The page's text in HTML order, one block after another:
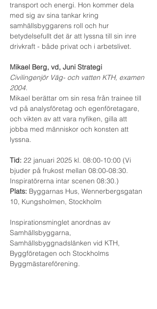
transport och energi. Hon kommer dela
med sig av sina tankar kring
samhällsbyggarens roll och hur
betydelsefullt det är att lyssna till sin inre
drivkraft - både privat och i arbetslivet.
Mikael Berg, vd, Juni Strategi
Civilingenjör Väg- och vatten KTH, examen
2004.
Mikael berättar om sin resa från trainee till
vd på analysföretag och egenföretagare,
och vikten av att vara nyfiken, gilla att
jobba med människor och konsten att
lyssna.
Tid: 22 januari 2025 kl. 08:00-10:00 (Vi
bjuder på frukost mellan 08:00-08:30.
Inspiratörerna intar scenen 08:30.)
Plats: Byggarnas Hus, Wennerbergsgatan
10, Kungsholmen, Stockholm
Inspirationsminglet anordnas av
Samhällsbyggarna,
Samhällsbyggnadslänken vid KTH,
Byggföretagen och Stockholms
Byggmästareförening.